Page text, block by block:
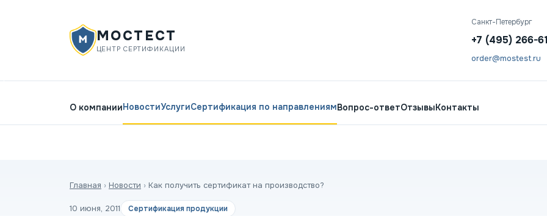
МОСТЕСТ
ЦЕНТР СЕРТИФИКАЦИИ
Санкт-Петербург
+7 (495) 266-
order@mostest.ru
О компанииНовостиУслугиСертификация по направлениямВопрос-ответОтзывыКонтакты
Главная › Новости › Как получить сертификат на производство?
10 июня, 2011 Сертификация продукции